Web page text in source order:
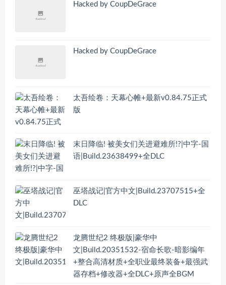
Hacked by CoupDeGrace
Hacked by CoupDeGrace
太吾绘卷：天幕心帷+最新v0.84.75正式
版
末日降临! 被美女们关进避难所!?|中字-国
语|Build.23638499+全DLC
巫塔战记|官方中文|Build.23707515+全
DLC
龙腾世纪2 终极版|豪华中
文|Build.20351532-宿命长歌-暗影编年
+整合高清材质+全职业最终装备+最强武
器存档+修改器+全DLC+原声全BGM